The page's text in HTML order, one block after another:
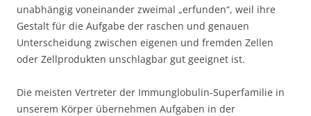
unabhängig voneinander zweimal „erfunden“, weil ihre
Gestalt für die Aufgabe der raschen und genauen
Unterscheidung zwischen eigenen und fremden Zellen
oder Zellprodukten unschlagbar gut geeignet ist.
Die meisten Vertreter der Immunglobulin-Superfamilie in
unserem Körper übernehmen Aufgaben in der